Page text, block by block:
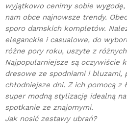
wyjątkowo cenimy sobie
nam obce najnowsze trendy.
sporo damskich kompletów.
eleganckie i casualowe, do
różne pory roku, uszyte z
Najpopularniejsze są oczywiście
dresowe ze spodniami i bluzami,
chłodniejsze dni. Z ich pomocą z
super modną stylizację idealną
spotkanie ze znajomymi.
Jak nosić zestawy ubrań?